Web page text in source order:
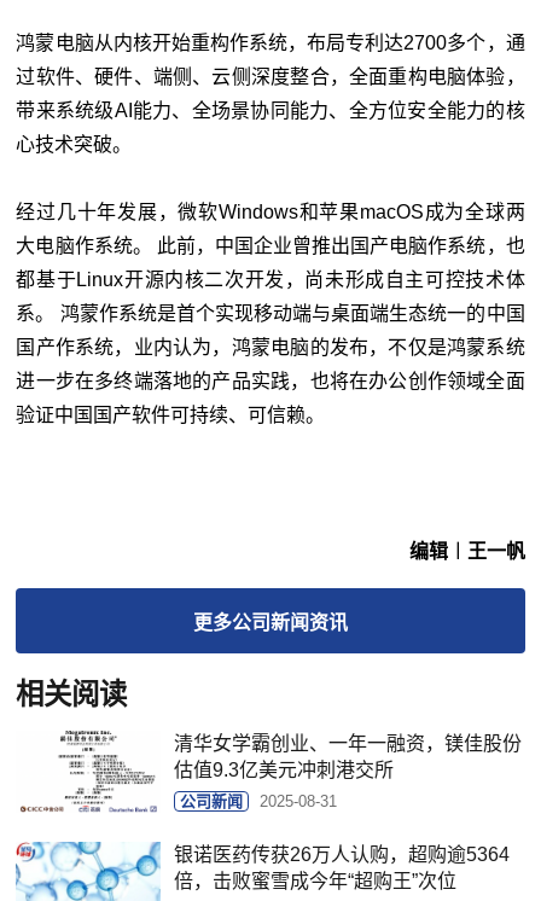
鸿蒙电脑从内核开始重构作系统，布局专利达2700多个，通
过软件、硬件、端侧、云侧深度整合，全面重构电脑体验，
带来系统级AI能力、全场景协同能力、全方位安全能力的核
心技术突破。
经过几十年发展，微软Windows和苹果macOS成为全球两
大电脑作系统。 此前，中国企业曾推出国产电脑作系统，也
都基于Linux开源内核二次开发，尚未形成自主可控技术体
系。 鸿蒙作系统是首个实现移动端与桌面端生态统一的中国
国产作系统，业内认为，鸿蒙电脑的发布，不仅是鸿蒙系统
进一步在多终端落地的产品实践，也将在办公创作领域全面
验证中国国产软件可持续、可信赖。
编辑︱王一帆
更多公司新闻资讯
相关阅读
清华女学霸创业、一年一融资，镁佳股份
估值9.3亿美元冲刺港交所
公司新闻 2025-08-31
银诺医药传获26万人认购，超购逾5364
倍，击败蜜雪成今年“超购王”次位